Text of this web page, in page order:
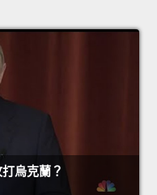
烏克蘭？